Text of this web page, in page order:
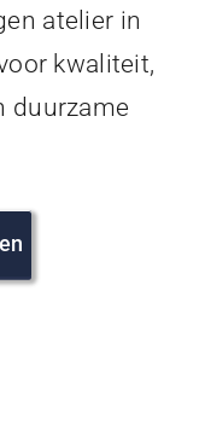
atelier in
kwaliteit,
duurzame